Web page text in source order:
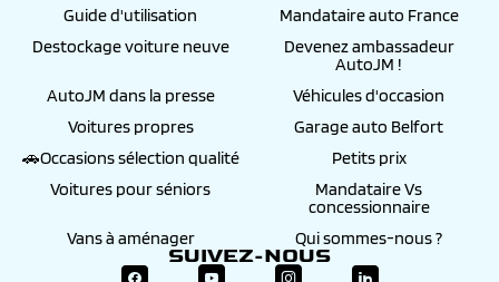
Guide d'utilisation
Mandataire auto France
Destockage voiture neuve
Devenez ambassadeur
AutoJM !
AutoJM dans la presse
Véhicules d'occasion
Voitures propres
Garage auto Belfort
🚗Occasions sélection qualité
Petits prix
Voitures pour séniors
Mandataire Vs
concessionnaire
Vans à aménager
Qui sommes-nous ?
SUIVEZ-NOUS